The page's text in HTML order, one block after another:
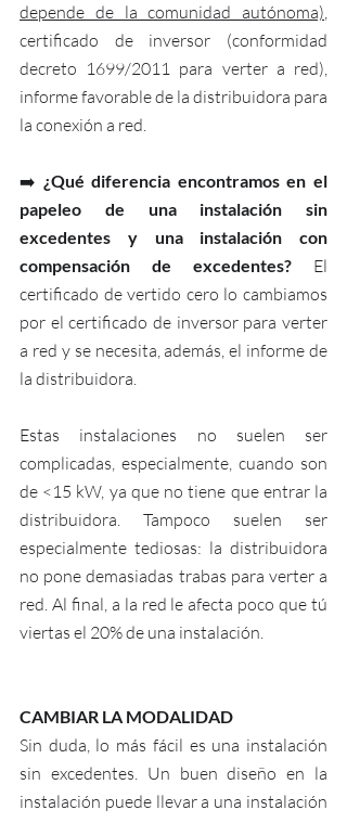
depende de la comunidad autónoma),
certificado de inversor (conformidad
decreto 1699/2011 para verter a red),
informe favorable de la distribuidora para
la conexión a red.
➡️ ¿Qué diferencia encontramos en el
papeleo de una instalación sin
excedentes y una instalación con
compensación de excedentes? El
certificado de vertido cero lo cambiamos
por el certificado de inversor para verter
a red y se necesita, además, el informe de
la distribuidora.
Estas instalaciones no suelen ser
complicadas, especialmente, cuando son
de <15 kW, ya que no tiene que entrar la
distribuidora. Tampoco suelen ser
especialmente tediosas: la distribuidora
no pone demasiadas trabas para verter a
red. Al final, a la red le afecta poco que tú
viertas el 20% de una instalación.
CAMBIAR LA MODALIDAD
Sin duda, lo más fácil es una instalación
sin excedentes. Un buen diseño en la
instalación puede llevar a una instalación